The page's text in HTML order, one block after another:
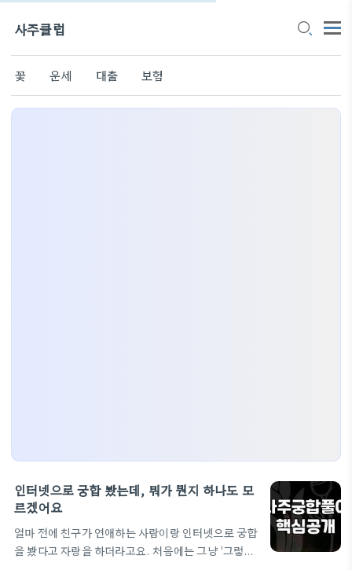
사주클럽
꽃 운세 대출 보험
인터넷으로 궁합 봤는데, 뭐가 뭔지 하나도 모
르겠어요
얼마 전에 친구가 연애하는 사람이랑 인터넷으로 궁합
을 봤다고 자랑을 하더라고요. 처음에는 그냥 '그렇구